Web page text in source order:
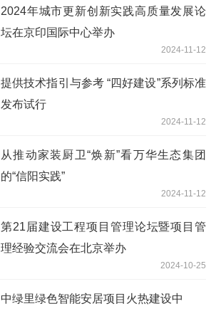
2024年城市更新创新实践高质量发展论
坛在京印国际中心举办
2024-11-12
提供技术指引与参考 “四好建设”系列标准
发布试行
2024-11-12
从推动家装厨卫“焕新”看万华生态集团
的“信阳实践”
2024-11-12
第21届建设工程项目管理论坛暨项目管
理经验交流会在北京举办
2024-10-25
中绿里绿色智能安居项目火热建设中